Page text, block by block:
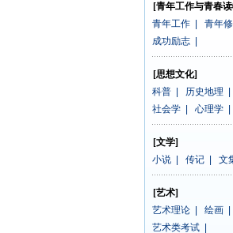
[青年工作与青春
青年工作
青年
成功励志
[思想文化]
科普
历史地理
社会学
心理学
[文学]
小说
传记 文
[艺术]
艺术理论
绘画
艺术类考试